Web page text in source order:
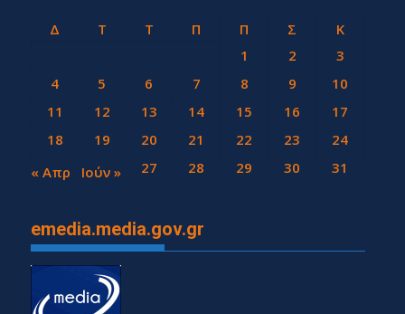
Δ Τ Τ Π Π Σ
Κ
1
2
3
4
5 6 7 8 9
10
11
12 13 14 15 16
17
18
19 20 21 22 23
24
25
26 27 28 29 30 31
« Απρ Ιούν »
emedia.media.gov.gr